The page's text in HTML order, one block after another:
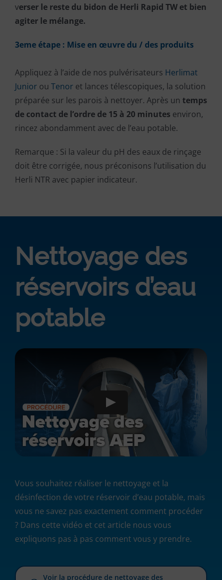
verser le reste du bidon de Herli Rapid TW et bien
agiter le mélange.
3eme étape : Mise en œuvredu / des produits
Appliquez à l’aide de nos pulvérisateurs Herlimat
Junior ou Tenor et lances télescopiques, la solution
préparée sur les parois à nettoyer. Après un temps
de contact de l’ordre de 15 à 20 minutes environ,
rincez abondamment avec de l’eau potable.
Remarque : Si la valeur du pH des eaux de rinçage
doit être corrigée, nous préconisons l’utilisation du
Herli NTR avec papier indicateur.
Nettoyage des
réservoirs d’eau
potable
Vous souhaitez réaliser le nettoyage et la
désinfection de votre réservoir d’eau potable, mais
vous ne savez pas exactement comment procéder
? Dans cette vidéo et cet article nous vous
expliquons pas à pas comment vous y prendre.
Voir la procédure de nettoyage des